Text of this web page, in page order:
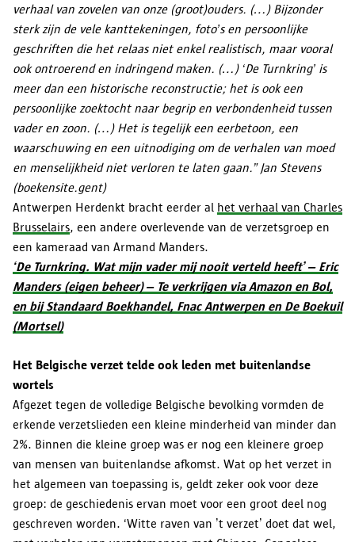
verhaal van zovelen van onze (groot)ouders. (…) Bijzonder
sterk zijn de vele kanttekeningen, foto’s en persoonlijke
geschriften die het relaas niet enkel realistisch, maar vooral
ook ontroerend en indringend maken. (…) ‘De Turnkring’ is
meer dan een historische reconstructie; het is ook een
persoonlijke zoektocht naar begrip en verbondenheid tussen
vader en zoon. (…) Het is tegelijk een eerbetoon, een
waarschuwing en een uitnodiging om de verhalen van moed
en menselijkheid niet verloren te laten gaan.” Jan Stevens
(boekensite.gent)
Antwerpen Herdenkt bracht eerder al het verhaal van Charles
Brusselairs, een andere overlevende van de verzetsgroep en
een kameraad van Armand Manders.
‘De Turnkring. Wat mijn vader mij nooit verteld heeft’ – Eric
Manders (eigen beheer) – Te verkrijgen via Amazon en Bol,
en bij Standaard Boekhandel, Fnac Antwerpen en De Boekuil
(Mortsel)
Het Belgische verzet telde ook leden met buitenlandse
wortels
Afgezet tegen de volledige Belgische bevolking vormden de
erkende verzetslieden een kleine minderheid van minder dan
2%. Binnen die kleine groep was er nog een kleinere groep
van mensen van buitenlandse afkomst. Wat op het verzet in
het algemeen van toepassing is, geldt zeker ook voor deze
groep: de geschiedenis ervan moet voor een groot deel nog
geschreven worden. ‘Witte raven van ’t verzet’ doet dat wel,